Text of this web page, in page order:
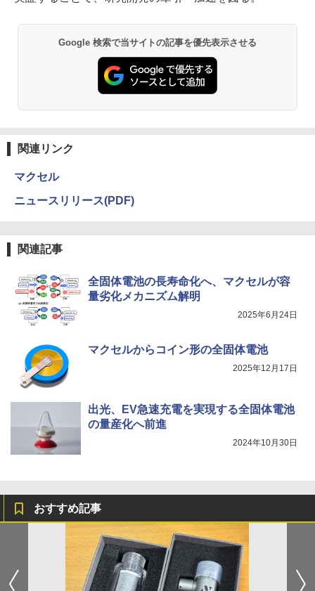
Google 検索で当サイトの記事を優先表示させる
関連リンク
マクセル
ニュースリリース(PDF)
関連記事
全固体電池の長寿命化へ、マクセルが容
量劣化メカニズム解明
2025年6月24日
マクセルからコイン形の全固体電池
2025年12月17日
出光、EV急速充電を実現する全固体電池
の量産化へ前進
2024年10月30日
おすすめ記事